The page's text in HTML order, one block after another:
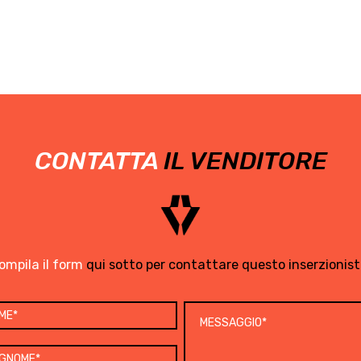
CONTATTA IL VENDITORE
il form qui sotto per contattare questo